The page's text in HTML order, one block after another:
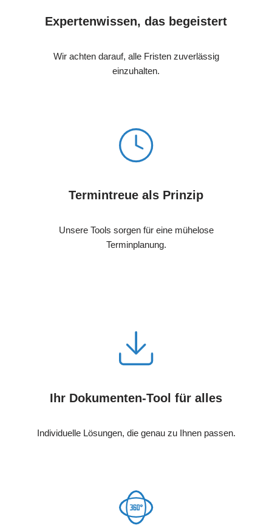
Expertenwissen, das begeistert
Wir achten darauf, alle Fristen zuverlässig
einzuhalten.
Termintreue als Prinzip
Unsere Tools sorgen für eine mühelose
Terminplanung.
Ihr Dokumenten-Tool für alles
Individuelle Lösungen, die genau zu Ihnen passen.